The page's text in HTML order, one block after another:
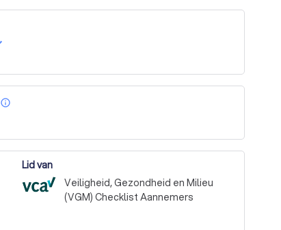
info_outline
Lid van
Veiligheid, Gezondheid en Milieu
(VGM) Checklist Aannemers